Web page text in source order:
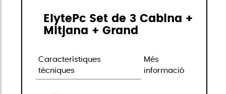
ElytePc Set de 3 Cabina +
Mitjana + Grand
Característiques
tècniques
Més
informació